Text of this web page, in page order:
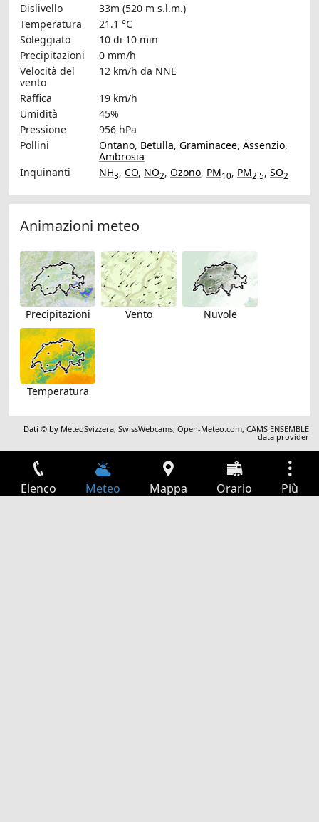
Dislivello
33m (520 m s.l.m.)
Temperatura
21.1 °C
Soleggiato
10 di 10 min
Precipitazioni
0 mm/h
Velocità del
vento
12 km/h da NNE
Raffica
19 km/h
Umidità
45%
Pressione
956 hPa
Pollini
Ontano, Betulla, Graminacee, Assenzio,
Ambrosia
Inquinanti
NH3, CO, NO2, Ozono, PM10, PM2.5, SO2
Animazioni meteo
Precipitazioni Vento Nuvole
Temperatura
Dati © by MeteoSvizzera,SwissWebcams,Open-Meteo.com,CAMS ENSEMBLE
data provider
Elenco Meteo Mappa Orario Più